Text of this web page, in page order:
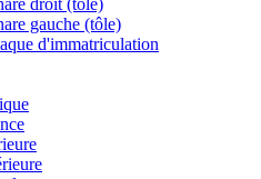
droit (tôle)
gauche (tôle)
d'immatriculation